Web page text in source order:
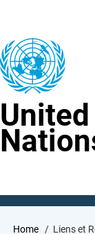
content
United
Home Liens et